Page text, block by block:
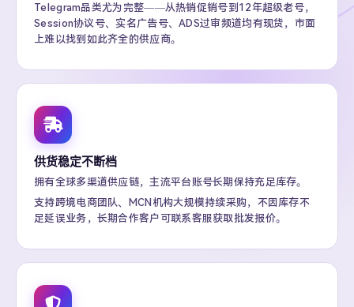
Telegram品类尤为完整——从热销促销号到12年超级老号，
Session协议号、实名广告号、ADS过审频道均有现货，市面
上难以找到如此齐全的供应商。
供货稳定不断档
拥有全球多渠道供应链，主流平台账号长期保持充足库存。
支持跨境电商团队、MCN机构大规模持续采购，不因库存不
足延误业务，长期合作客户可联系客服获取批发报价。